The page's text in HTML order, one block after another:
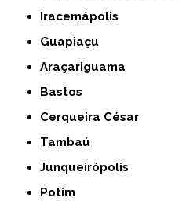
Iracemápolis
Guapiaçu
Araçariguama
Bastos
Cerqueira César
Tambaú
Junqueirópolis
Potim